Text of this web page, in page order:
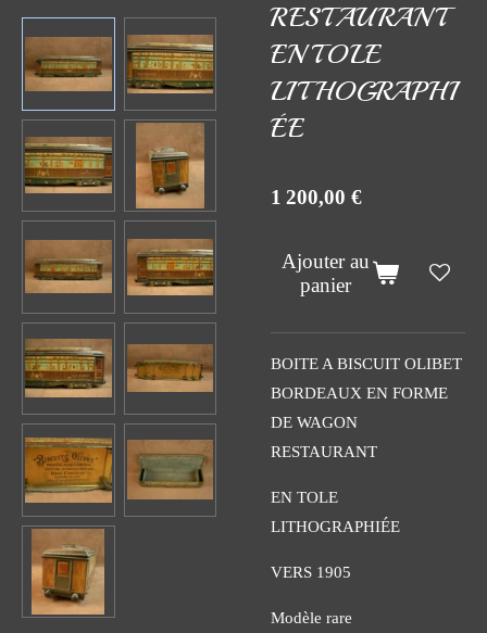
RESTAURANT
EN TOLE
LITHOGRAPHI
ÉE
1 200,00 €
Ajouter au
panier
BOITE A BISCUIT OLIBET
BORDEAUX EN FORME
DE WAGON
RESTAURANT
EN TOLE
LITHOGRAPHIÉE
VERS 1905
Modèle rare